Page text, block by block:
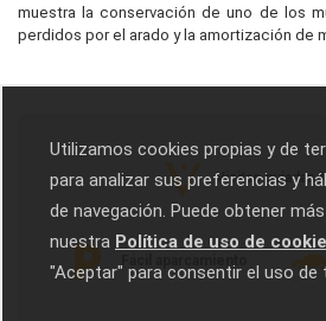
muestra la conservación de uno de los
perdidos por el arado y la amortización de
Visitas guiadas
Utilizamos cookies propias y de
para analizar sus preferencias y
de navegación. Puede obtener
nuestra Política de uso de
"Aceptar" para consentir el uso de